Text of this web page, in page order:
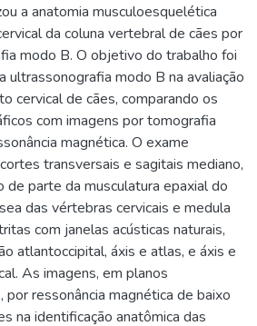
a anatomia musculoesquelética
da coluna vertebral de cães por
modo B. O objetivo do trabalho foi
ultrassonografia modo B na avaliação
cervical de cães, comparando os
com imagens por tomografia
magnética. O exame
transversais e sagitais mediano,
de parte da musculatura epaxial do
das vértebras cervicais e medula
com janelas acústicas naturais,
atlantoccipital, áxis e atlas, e áxis e
As imagens, em planos
ressonância magnética de baixo
na identificação anatômica das